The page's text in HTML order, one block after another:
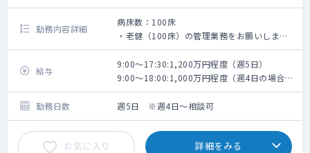
勤務内容詳細
病床数：100床
・老健（100床）の管理業務をお願いしま
す。
・夜間対応については無しのご相談も可能で
すが、看取りの場合は出動をお願いする可能
性がございます。
（時間外の看取りは年に0～１回程度、そのう
ち金曜日にあたる日の翌日が休みとなるよう
な日に出動をお願いするケースとなり、直近
10年以上は出動の実績はございません。）
給与
9:00～17:30:1,200万円程度（週5日）
9:00～18:00:1,000万円程度（週4日の場合は
祝日あり※週32時間になるように。リフレッ
シュ休暇無し）
勤務日数 週5日 ※週4日～相談可
お気に入り 詳細をみる